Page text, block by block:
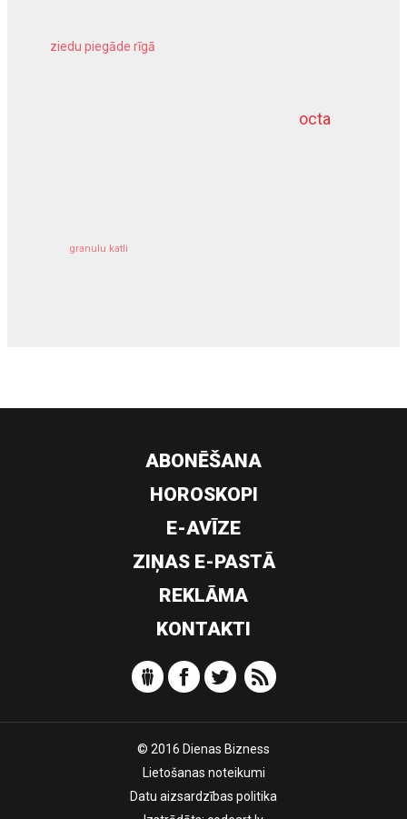
octa
ziedu piegāde rīgā
granulu katli
dziļurbums
ABONĒŠANA
HOROSKOPI
E-AVĪZE
ZIŅAS E-PASTĀ
REKLĀMA
KONTAKTI
© 2016 Dienas Bizness
Lietošanas noteikumi
Datu aizsardzības politika